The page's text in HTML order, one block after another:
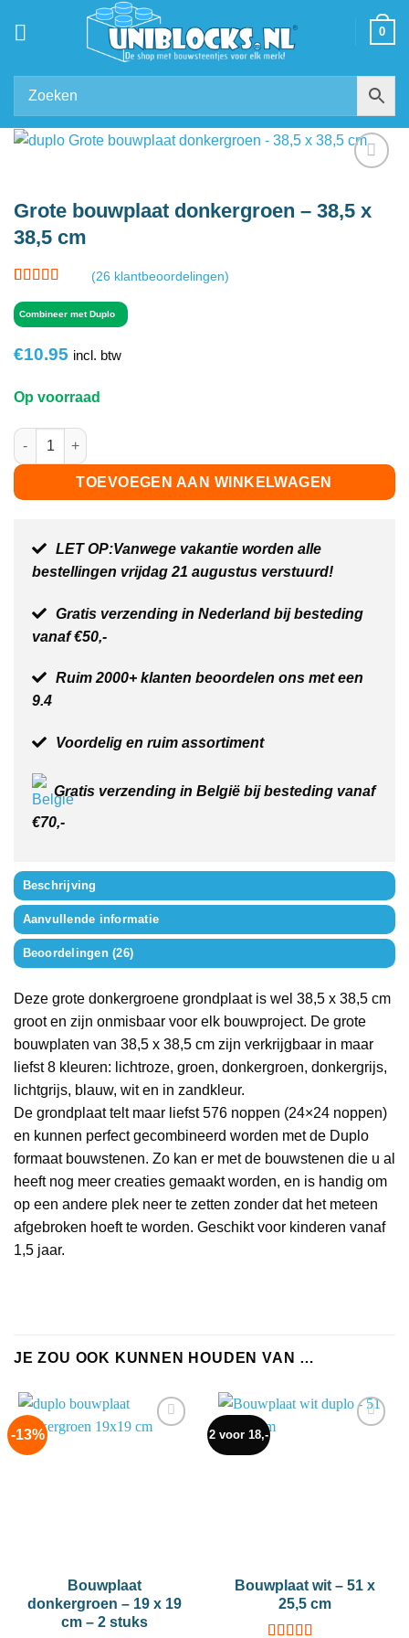
0
wishlist
Grote bouwplaat donkergroen – 38,5 x
38,5 cm
4.96op 5
gebaseerd
waarderingen
(26 klantbeoordelingen)
Combineer met Duplo
€10.95 incl. btw
Op voorraad
Grote bouwplaat donkergroen - 38,5 x 38,5 cm aantal
TOEVOEGEN AAN WINKELWAGEN
LET OP:Vanwege vakantie worden alle
bestellingen vrijdag 21 augustus verstuurd!
Gratis verzending in Nederland bij besteding
vanaf €50,-
Ruim 2000+ klanten beoordelen ons met een
9.4
Voordelig en ruim assortiment
Gratis verzending in België bij besteding vanaf
€70,-
Beschrijving
Aanvullende informatie
Beoordelingen (26)
Deze grote donkergroene grondplaat is wel 38,5 x 38,5 cm
groot en zijn onmisbaar voor elk bouwproject. De grote
bouwplaten van 38,5 x 38,5 cm zijn verkrijgbaar in maar
liefst 8 kleuren: lichtroze, groen, donkergroen, donkergrijs,
lichtgrijs, blauw, wit en in zandkleur.
De grondplaat telt maar liefst 576 noppen (24×24 noppen)
en kunnen perfect gecombineerd worden met de Duplo
formaat bouwstenen. Zo kan er met de bouwstenen die u al
heeft nog meer creaties gemaakt worden, en is handig om
op een andere plek neer te zetten zonder dat het meteen
afgebroken hoeft te worden. Geschikt voor kinderen vanaf
1,5 jaar.
JE ZOU OOK KUNNEN HOUDEN VAN …
-13%
Bouwplaat
donkergroen – 19 x 19
cm – 2 stuks
2 voor 18,-
Bouwplaat wit – 51 x
25,5 cm